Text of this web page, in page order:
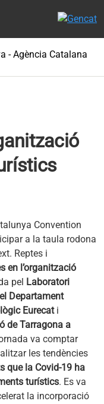
Convention
a la taula rodona
Reptes i
en l’organització
pel Laboratori
Departament
Eurecati
de Tarragona a
va comptar
les tendències
que la Covid-19 ha
turístics. Es va
la incorporació